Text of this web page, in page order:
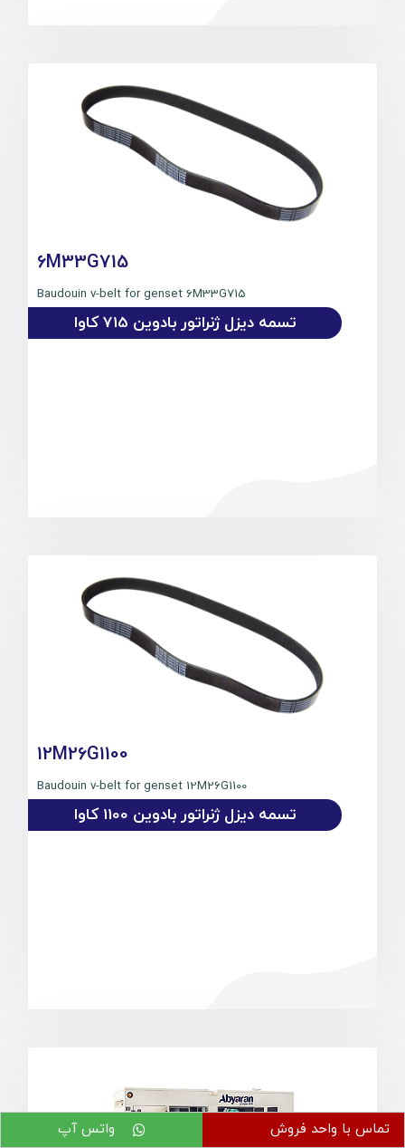
6M33G715
Baudouin v-belt for genset 6M33G715
تسمه دیزل ژنراتور بادوین 715 کاوا
12M26G1100
Baudouin v-belt for genset 12M26G1100
تسمه دیزل ژنراتور بادوین 1100 کاوا
تماس با واحد فروش واتس آپ